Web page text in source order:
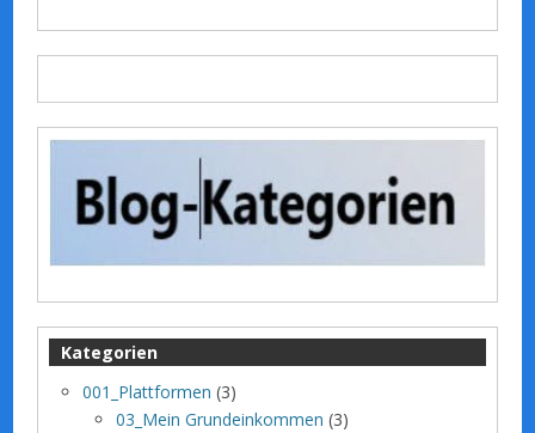
Kategorien
001_Plattformen (3)
03_Mein Grundeinkommen (3)